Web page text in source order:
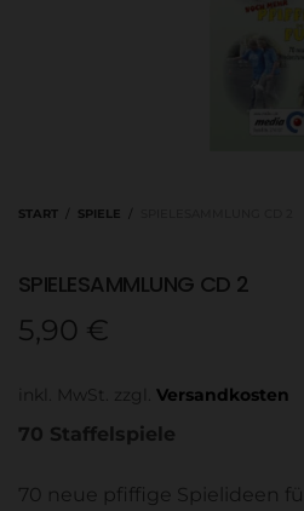
START / SPIELE /
SPIELESAMMLUNG CD 2
5,90 €
inkl. MwSt. zzgl.Versandkosten
70 Staffelspiele
70 neue pfiffige Spielideen